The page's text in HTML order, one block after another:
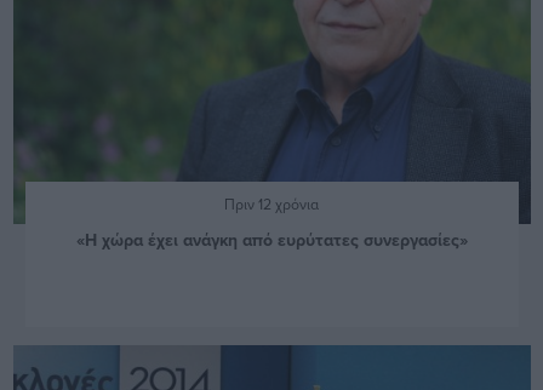
Πριν 12 χρόνια
«Η χώρα έχει ανάγκη από ευρύτατες συνεργασίες»